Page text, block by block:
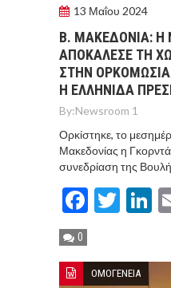
13 Μαΐου 2024
Β. ΜΑΚΕΔΟΝΙΑ: Η
ΑΠΟΚΑΛΕΣΕ ΤΗ
ΣΤΗΝ
Η ΕΛΛΗΝΙΔΑ
By:Newsroom 1
Ορκίστηκε, το
Μακεδονίας η
συνεδρίαση της
0
ΟΜΟΓΕΝΕΙΑ